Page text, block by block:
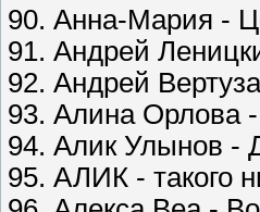
90. Анна-Мария -
91. Андрей
92. Андрей
93. Алина Орлова
94. Алик Улынов -
95. АЛИК - такого